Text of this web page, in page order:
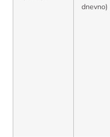
dnevno)